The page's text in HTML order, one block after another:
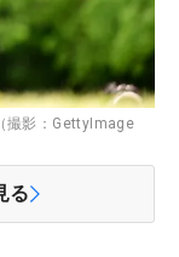
撮影：GettyImage
る